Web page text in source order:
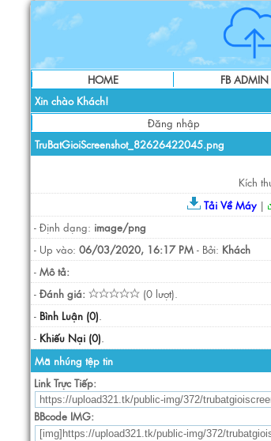
HOME FB ADMIN
Xin chào Khách!
Đăng nhập
TruBatGioiScreenshot_82626422045.png
Kích
Tải Về Máy|
- Định dạng: image/png
- Up vào: 06/03/2020, 16:17 PM - Bởi: Khách
- Mô tả:
- Đánh giá:
(0 lượt).
- Bình Luận (0).
- Khiếu Nại (0).
Mã nhúng tệp tin
Link Trực Tiếp:
BBcode IMG: